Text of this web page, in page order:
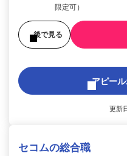
限定可）
後で見る
アピー
更新
セコムの総合職